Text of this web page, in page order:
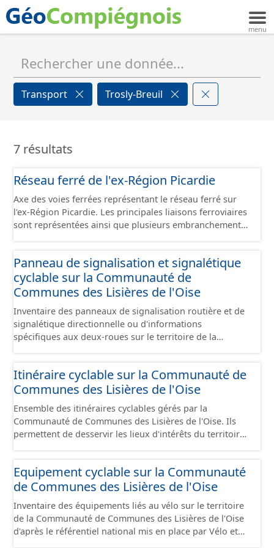
Transport Trosly-Breuil
7 résultats
Réseau ferré de l'ex-Région Picardie
Axe des voies ferrées représentant le réseau ferré sur
l'ex-Région Picardie. Les principales liaisons ferroviaires
sont représentées ainsi que plusieurs embranchements
sont désaffectées mais sont toujours physiquement
présentes sur le terrain.
Panneau de signalisation et signalétique
cyclable sur la Communauté de
Communes des Lisières de l'Oise
Inventaire des panneaux de signalisation routière et de
signalétique directionnelle ou d'informations
spécifiques aux deux-roues sur le territoire de la
en cours de réalisation. Cet inventaire est en cours, la
donnée n'est donc pas exhaustive.
Itinéraire cyclable sur la Communauté de
Communes des Lisières de l'Oise
Ensemble des itinéraires cyclables gérés par la
Communauté de Communes des Lisières de l'Oise. Ils
permettent de desservir les lieux d'intérêts du territoire
de bonnes conditions. Ils peuvent emprunter tout type
de voies sécurisées : voie verte, piste cyclable, voie à
couloir partagé avec les bus, aire piétonne, bandes
cyclables ou jalonnement sur chaussée. Les itinéraires
ne sont pas des aménagements mais une succession
Equipement cyclable sur la Communauté
de Communes des Lisières de l'Oise
Inventaire des équipements liés au vélo sur le territoire
de la Communauté de Communes des Lisières de l'Oise
d'après le référentiel national mis en place par Vélo et